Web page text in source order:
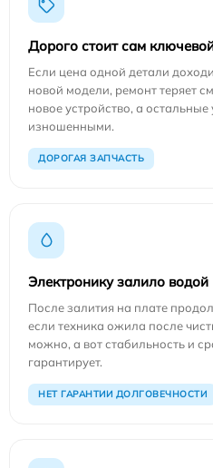
Дорого стоит сам
Если цена одной детали
новой модели, ремонт теряет
новое устройство, а
изношенными.
ДОРОГАЯ ЗАПЧАСТЬ
Электронику залило водой
После залития на плате
если техника ожила после
можно, а вот стабильность и
гарантирует.
НЕТ ГАРАНТИИ ДОЛГОВЕЧНОСТИ